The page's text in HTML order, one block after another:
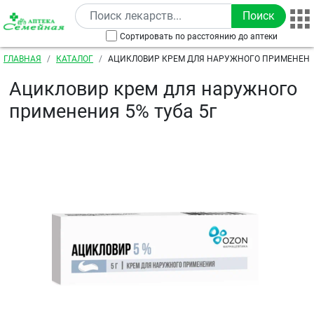
Перейти к основному содержанию
Сортировать по расстоянию до аптеки
Строка навигации
ГЛАВНАЯ КАТАЛОГ АЦИКЛОВИР КРЕМ ДЛЯ НАРУЖНОГО
Ацикловир крем для наружного
применения 5% туба 5г